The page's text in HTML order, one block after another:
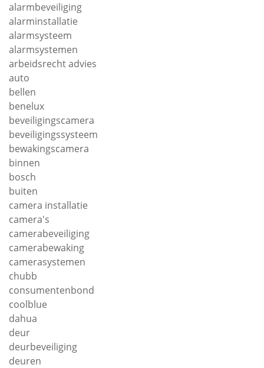
alarmbeveiliging
alarminstallatie
alarmsysteem
alarmsystemen
arbeidsrecht advies
auto
bellen
benelux
beveiligingscamera
beveiligingssysteem
bewakingscamera
binnen
bosch
buiten
camera installatie
camera's
camerabeveiliging
camerabewaking
camerasystemen
chubb
consumentenbond
coolblue
dahua
deur
deurbeveiliging
deuren